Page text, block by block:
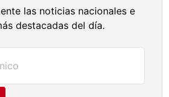
las noticias nacionales e
destacadas del día.